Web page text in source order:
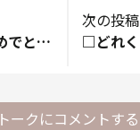
あけましておめでとうございます 年末に嬉しいプレゼントをいただきました❤ いつも娘とダメージリペアを使っているのですが、 日帰り温泉に行く時やお泊まりにいただいたシャンプーをつかわせていただきますね。香りもちがうのでまた癒されます💕 2025年もシャンプー&amp;トリートメント、ボディーソープ、ボディミルク、寝癖なおしウォーターなどにお世話になります😌
次の投稿
トークにコメントする